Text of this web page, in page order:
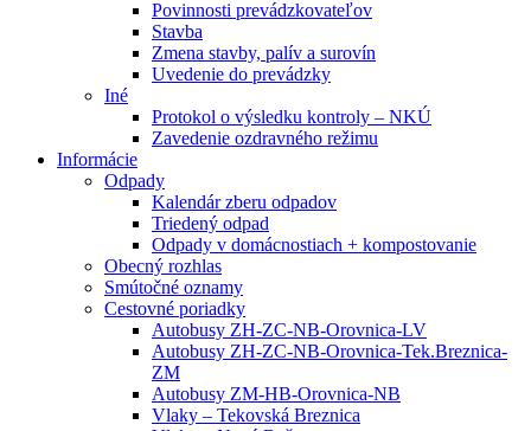
Povinnosti prevádzkovateľov
Stavba
Zmena stavby, palív a surovín
Uvedenie do prevádzky
Iné
Protokol o výsledku kontroly – NKÚ
Zavedenie ozdravného režimu
Informácie
Odpady
Kalendár zberu odpadov
Triedený odpad
Odpady v domácnostiach + kompostovanie
Obecný rozhlas
Smútočné oznamy
Cestovné poriadky
Autobusy ZH-ZC-NB-Orovnica-LV
Autobusy ZH-ZC-NB-Orovnica-Tek.Breznica-
ZM
Autobusy ZM-HB-Orovnica-NB
Vlaky – Tekovská Breznica